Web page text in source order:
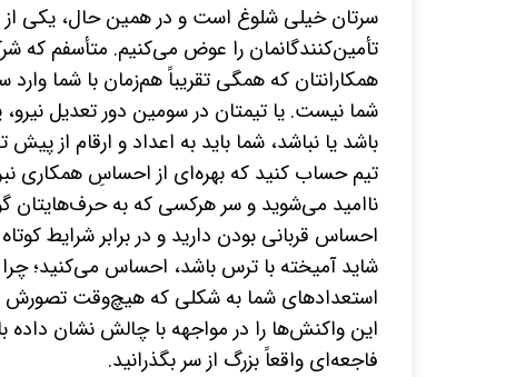
سرتان خیلی شلوغ است و در همین حال، یکی از
تأمین‌کنندگانمان را عوض می‌کنیم. متأسفم که
همکارانتان که همگی تقریباً هم‌زمان با شما
شما نیست. یا تیمتان در سومین دور تعدیل
باشد یا نباشد، شما باید به اعداد و ارقام از
تیم حساب کنید که بهره‌ای از احساسِ همکاری
ناامید می‌شوید و سر هرکسی که به حرف‌هایتان
احساس قربانی بودن دارید و در برابر شرایط
شاید آمیخته با ترس باشد، احساس می‌کنید؛
استعدادهای شما به شکلی که هیچ‌وقت تصورش
این واکنش‌ها را در مواجهه با چالش نشان
فاجعه‌ای واقعاً بزرگ از سر بگذرانید.